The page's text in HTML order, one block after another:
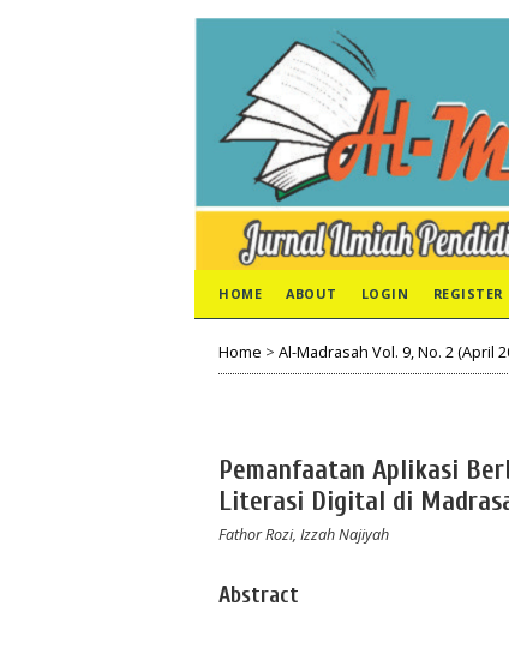
HOME ABOUT LOGIN REGISTER
Home > Al-Madrasah Vol. 9, No. 2 (April
Pemanfaatan Aplikasi
Literasi Digital di
Fathor Rozi, Izzah Najiyah
Abstract